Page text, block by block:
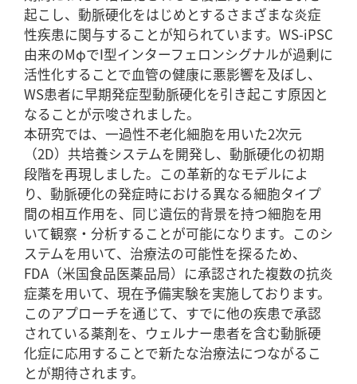
起こし、動脈硬化をはじめとするさまざまな炎症
性疾患に関与することが知られています。WS-iPSC
由来のMφでI型インターフェロンシグナルが過剰に
活性化することで血管の健康に悪影響を及ぼし、
WS患者に早期発症型動脈硬化を引き起こす原因と
なることが示唆されました。
本研究では、一過性不老化細胞を用いた2次元
（2D）共培養システムを開発し、動脈硬化の初期
段階を再現しました。この革新的なモデルによ
り、動脈硬化の発症時における異なる細胞タイプ
間の相互作用を、同じ遺伝的背景を持つ細胞を用
いて観察・分析することが可能になります。このシ
ステムを用いて、治療法の可能性を探るため、
FDA（米国食品医薬品局）に承認された複数の抗炎
症薬を用いて、現在予備実験を実施しております。
このアプローチを通じて、すでに他の疾患で承認
されている薬剤を、ウェルナー患者を含む動脈硬
化症に応用することで新たな治療法につながるこ
とが期待されます。